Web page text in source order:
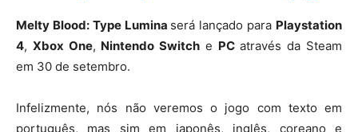
Melty Blood: Type Lumina será lançado para Playstation
4, Xbox One, Nintendo Switch e PCatravés da Steam
em 30 de setembro.
Infelizmente, nós não veremos o jogo com texto em
português, mas sim em japonês, inglês, coreano e